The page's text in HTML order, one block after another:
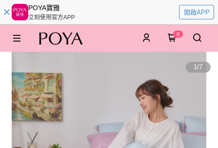
POYA寶雅
立刻使用官方APP
開啟APP
0
1/7